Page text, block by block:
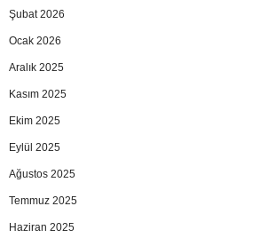
Şubat 2026
Ocak 2026
Aralık 2025
Kasım 2025
Ekim 2025
Eylül 2025
Ağustos 2025
Temmuz 2025
Haziran 2025